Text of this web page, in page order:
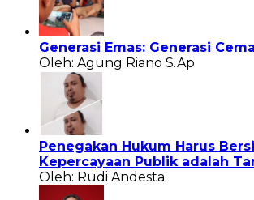
Generasi Emas: Generasi
Oleh: Agung Riano S.Ap
Penegakan Hukum Harus
Kepercayaan Publik adalah
Oleh: Rudi Andesta